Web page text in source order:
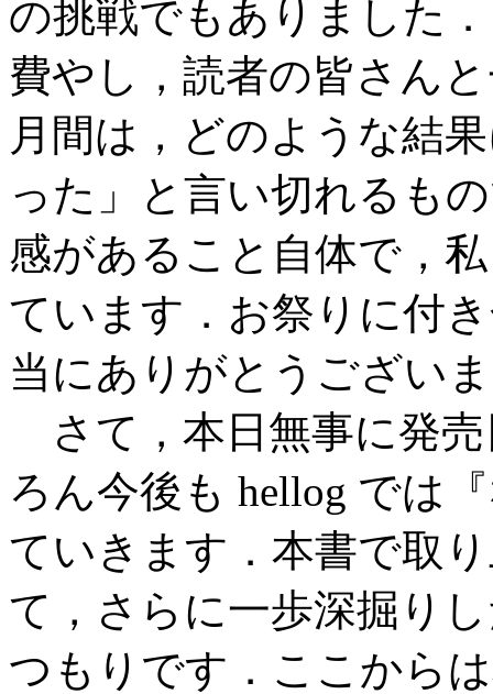
の挑戦でもありました
費やし，読者の皆さん
月間は，どのような結
った」と言い切れるも
感があること自体で，
ています．お祭りに付
当にありがとうござい
さて，本日無事に発
ろん今後も hellog では
ていきます．本書で取
て，さらに一歩深掘り
つもりです．ここから